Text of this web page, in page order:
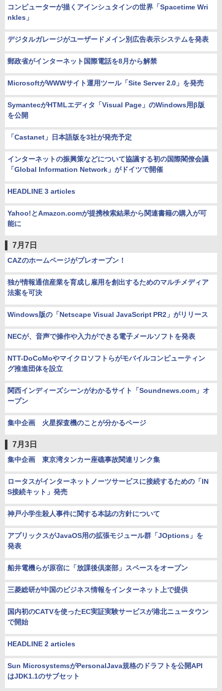
コンピューターが描くアインシュタインの世界「Spacetime Wri
nkles」
デジタルガレージがユーザードメイン別広告表示システムを発表
郵政省がインターネット国際電話を8月から解禁
MicrosoftがWWWサイト運用ツール「Site Server 2.0」を発売
SymantecがHTMLエディタ「Visual Page」のWindows用β版
を公開
「Castanet」日本語版を3社が発売予定
インターネットの振興策などについて協議する初の国際閣僚会議
「Global Information Network」がドイツで開催
HEADLINE 3 articles
Yahoo!とAmazon.comが提携検索結果から関連書籍の購入が可
能に
7月7日
CAZのホームページがプレオープン！
独が情報通信産業を育成し雇用を創出するためのマルチメディア
法案を可決
Windows版の「Netscape Visual JavaScript PR2」がリリース
NECが、音声で操作や入力ができる電子メールソフトを発表
NTT-DoCoMoやマイクロソフトらがモバイルコンピューティン
グ推進団体を設立
関西インディーズシーンがわかるサイト「Soundnews.com」オ
ープン
集中企画 火星探査機のことが分かるページ
7月3日
集中企画 東京湾タンカー座礁事故関連リンク集
ロータスがインターネットノーツサービスに接続するための「IN
S接続キット」発売
神戸小学生殺人事件に関する本誌の方針について
アプリックスがJavaOS用の拡張モジュール群「JOptions」を
発表
船井電機らが原宿に「放課後倶楽部」スペースをオープン
三菱総研が中国のビジネス情報をインターネット上で提供
国内初のCATVを使ったEC実証実験サービスが港北ニュータウン
で開始
HEADLINE 2 articles
Sun MicrosystemsがPersonalJava規格のドラフトを公開API
はJDK1.1のサブセット